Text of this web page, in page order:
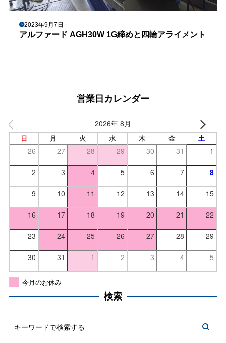
2023年9月7日
アルファード AGH30W 1G締めと四輪アライメント
営業日カレンダー
2026年 8月
日 月 火 水 木 金 土
26 27 28 29 30 31 1
2 3 4 5 6 7 8
9 10 11 12 13 14 15
16 17 18 19 20 21 22
23 24 25 26 27 28 29
30 31 1 2 3 4 5
今月のお休み
検索